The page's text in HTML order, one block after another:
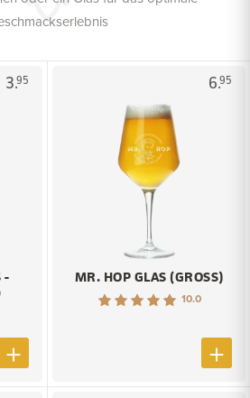
3.95
-
6.95
MR. HOP GLAS (GROSS)
10.0